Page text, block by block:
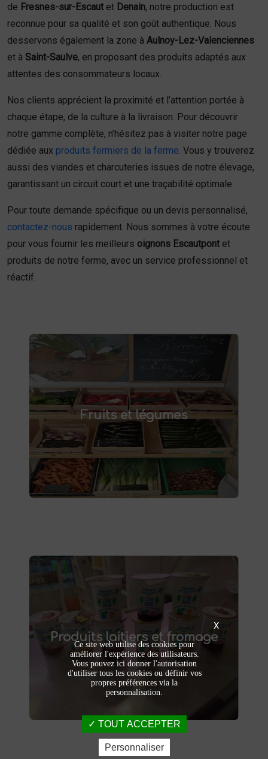
de Fresnes-sur-Escautet Denain, notre production est
reconnue pour sa qualité et son goût authentique. Nous
desservons également la zone à Aulnoy-Lez-Valenciennes
et à Saint-Saulve, en proposant des produits adaptés aux
attentes des consommateurs locaux.
Nos clients apprécient la proximité et l’attention portée à
chaque étape, de la culture à la livraison. Pour découvrir
notre gamme complète, n’hésitez pas à visiter notre page
dédiée aux produits fermiers de la ferme . Vous y trouverez
aussi des viandes et charcuteries issues de notre élevage,
garantissant un circuit court et une traçabilité optimale.
Pour toute demande spécifique ou un devis personnalisé,
contactez-nous rapidement. Nous sommes à votre écoute
pour vous fournir les meilleurs oignons Escautpontet
produits de notre ferme, avec un service professionnel et
réactif.
Fruits et légumes
Fruits et légumes
Achetez des
fruits et légumes frais à Saint-
Saulve
et savourez des produits de saison,
cultivés localement. Goûtez la différence :
des produits sains et respectueux de
l'environnement. Vente directe à la ferme ou
livraison à domicile.
Produits laitiers et fromage
Produits laitiers et fromage
Dégustez nos
produits laitiers et fromages à
Saint-Saulve
. Yaourts crémeux, fromages
affinés et autres délices laitiers vous
attendent dans notre ferme. Livraison et
vente directe à la ferme pour une fraîcheur
garantie.
X
Ce site web utilise des cookies pour
améliorer l'expérience des utilisateurs.
Vous pouvez ici donner l'autorisation
d'utiliser tous les cookies ou définir vos
propres préférences via la
personnalisation.
TOUT ACCEPTER
Personnaliser